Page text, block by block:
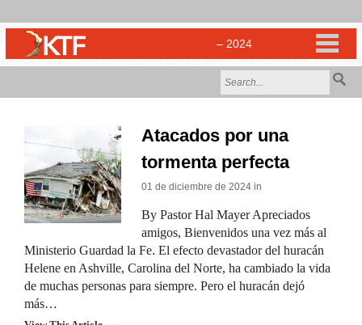
Atacados por una
tormenta perfecta
01 de diciembre de 2024 in
By Pastor Hal Mayer Apreciados
amigos, Bienvenidos una vez más al
Ministerio Guardad la Fe. El efecto devastador del huracán
Helene en Ashville, Carolina del Norte, ha cambiado la vida
de muchas personas para siempre. Pero el huracán dejó
más…